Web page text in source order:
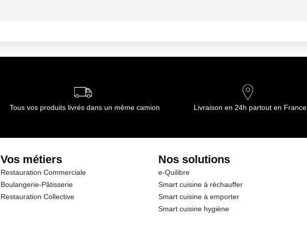
Tous vos produits livrés dans un même camion Livraison en 24h partout en France
Vos métiers
Restauration Commerciale
Boulangerie-Pâtisserie
Restauration Collective
Nos solutions
e-Quilibre
Smart cuisine à réchauffer
Smart cuisine à emporter
Smart cuisine hygiène